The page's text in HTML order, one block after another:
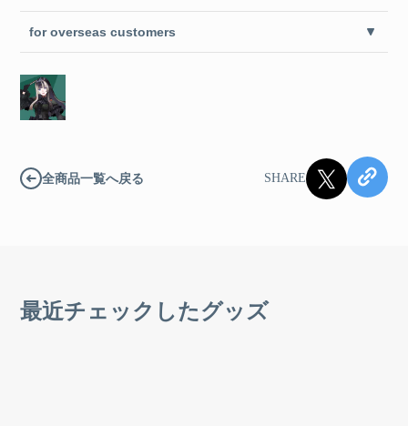
for overseas customers
全商品一覧へ戻る SHARE
最近チェックしたグッズ